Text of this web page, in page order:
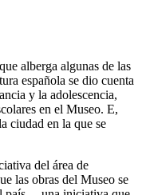
alberga algunas de las
española se dio cuenta
y la adolescencia,
en el Museo. E,
ciudad en la que se
del área de
las obras del Museo se